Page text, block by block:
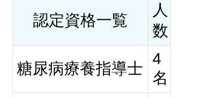
認定資格一覧
人
数
糖尿病療養指導士
4
名